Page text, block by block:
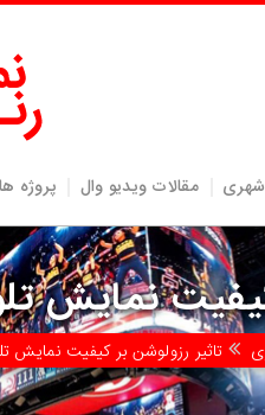
شهری مقالات ویدیو وال پروژه ها
نمایش
تاثیر رزولوشن بر کیفیت نمایش